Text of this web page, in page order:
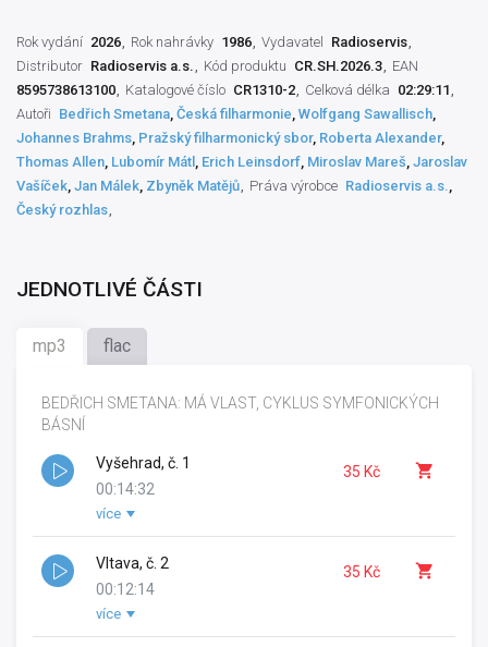
Rok vydání 2026 Rok nahrávky 1986 Vydavatel
Radioservis
Distributor Radioservis a.s. Kód produktu CR.SH.2026.3
EAN
8595738613100
Katalogové číslo CR1310-2 Celková délka 02:29:11
Autoři Bedřich Smetana, Česká filharmonie, Wolfgang Sawallisch,
Johannes Brahms, Pražský filharmonický sbor, Roberta Alexander,
Thomas Allen, Lubomír Mátl , Erich Leinsdorf, Miroslav Mareš, Jaroslav
Vašíček, Jan Málek, Zbyněk Matějů Práva výrobce Radioservis a.s.,
Český rozhlas
JEDNOTLIVÉ ČÁSTI
mp3 flac
BEDŘICH SMETANA: MÁ VLAST, CYKLUS SYMFONICKÝCH
BÁSNÍ
Vyšehrad, č. 1
00:14:32
Autor hudby:
Výrobce záznamu:ČSRo Praha
Zvukový mistr:
Tomáš Zikmund
Režisér hudby:
Natáčecí technik:
Dirigent:Wolfgang Sawallisch
více
35 Kč
Vltava, č. 2
00:12:14
Autor hudby:
Výrobce záznamu:ČSRo Praha
více
35 Kč